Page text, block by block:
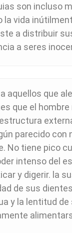
son incluso
la vida
a distribuir
a seres
aquellos que
que el
parecido con
No tiene pico
intenso del
y digerir. la
de sus
y la lentitud